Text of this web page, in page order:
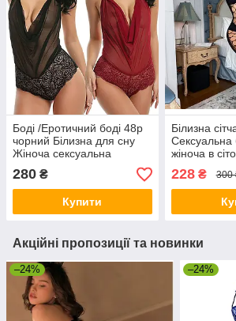
Боді /Еротичний боді 48р
чорний Білизна для сну
Жіноча сексуальна
білизна
280 ₴
Купити
Білизна
Сексуальна
жіноча в
ажурна
білизна з
комбідрес
228₴ 300
Акційні пропозиції та новинки
–24% –24%